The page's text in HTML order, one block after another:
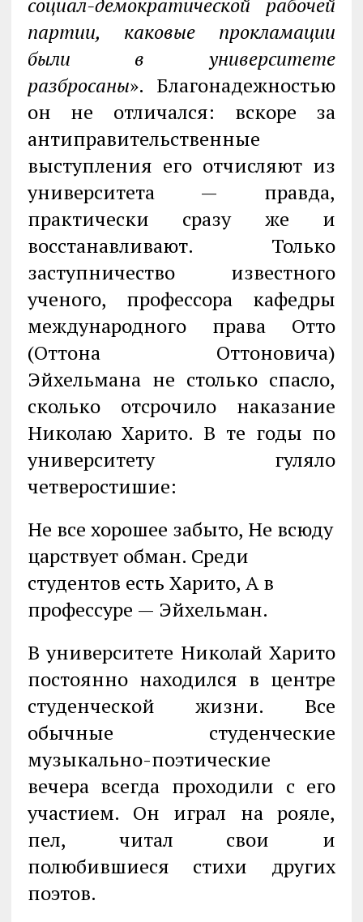
партии, каковые прокламации
были в университете
разбросаны». Благонадежностью
он не отличался: вскоре за
антиправительственные
выступления его отчисляют из
университета — правда,
практически сразу же и
восстанавливают. Только
заступничество известного
ученого, профессора кафедры
международного права Отто
(Оттона Оттоновича)
Эйхельмана не столько спасло,
сколько отсрочило наказание
Николаю Харито. В те годы по
университету гуляло
четверостишие:
Не все хорошее забыто, Не всюду
царствует обман. Среди
студентов есть Харито, А в
профессуре — Эйхельман.
В университете Николай Харито
постоянно находился в центре
студенческой жизни. Все
обычные студенческие
музыкально-поэтические
вечера всегда проходили с его
участием. Он играл на рояле,
пел, читал свои и
полюбившиеся стихи других
поэтов.